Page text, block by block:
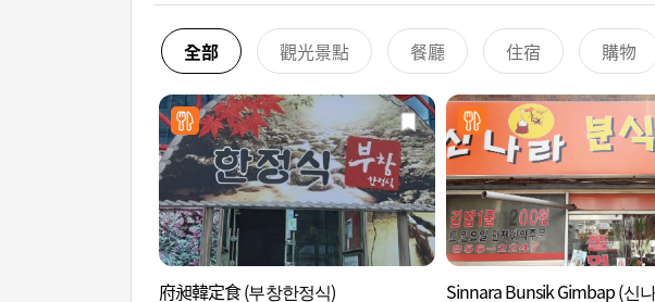
全部 觀光景點 餐廳 住宿 購物
府昶韓定食 (부창한정식)
Sinnara Bunsik Gimbap (신